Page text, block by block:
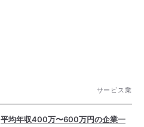
サービス業
平均年収400万〜600万円の企業一